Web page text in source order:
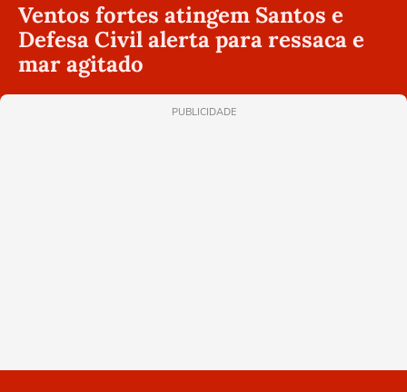
Ventos fortes atingem Santos e
Defesa Civil alerta para ressaca e
mar agitado
PUBLICIDADE